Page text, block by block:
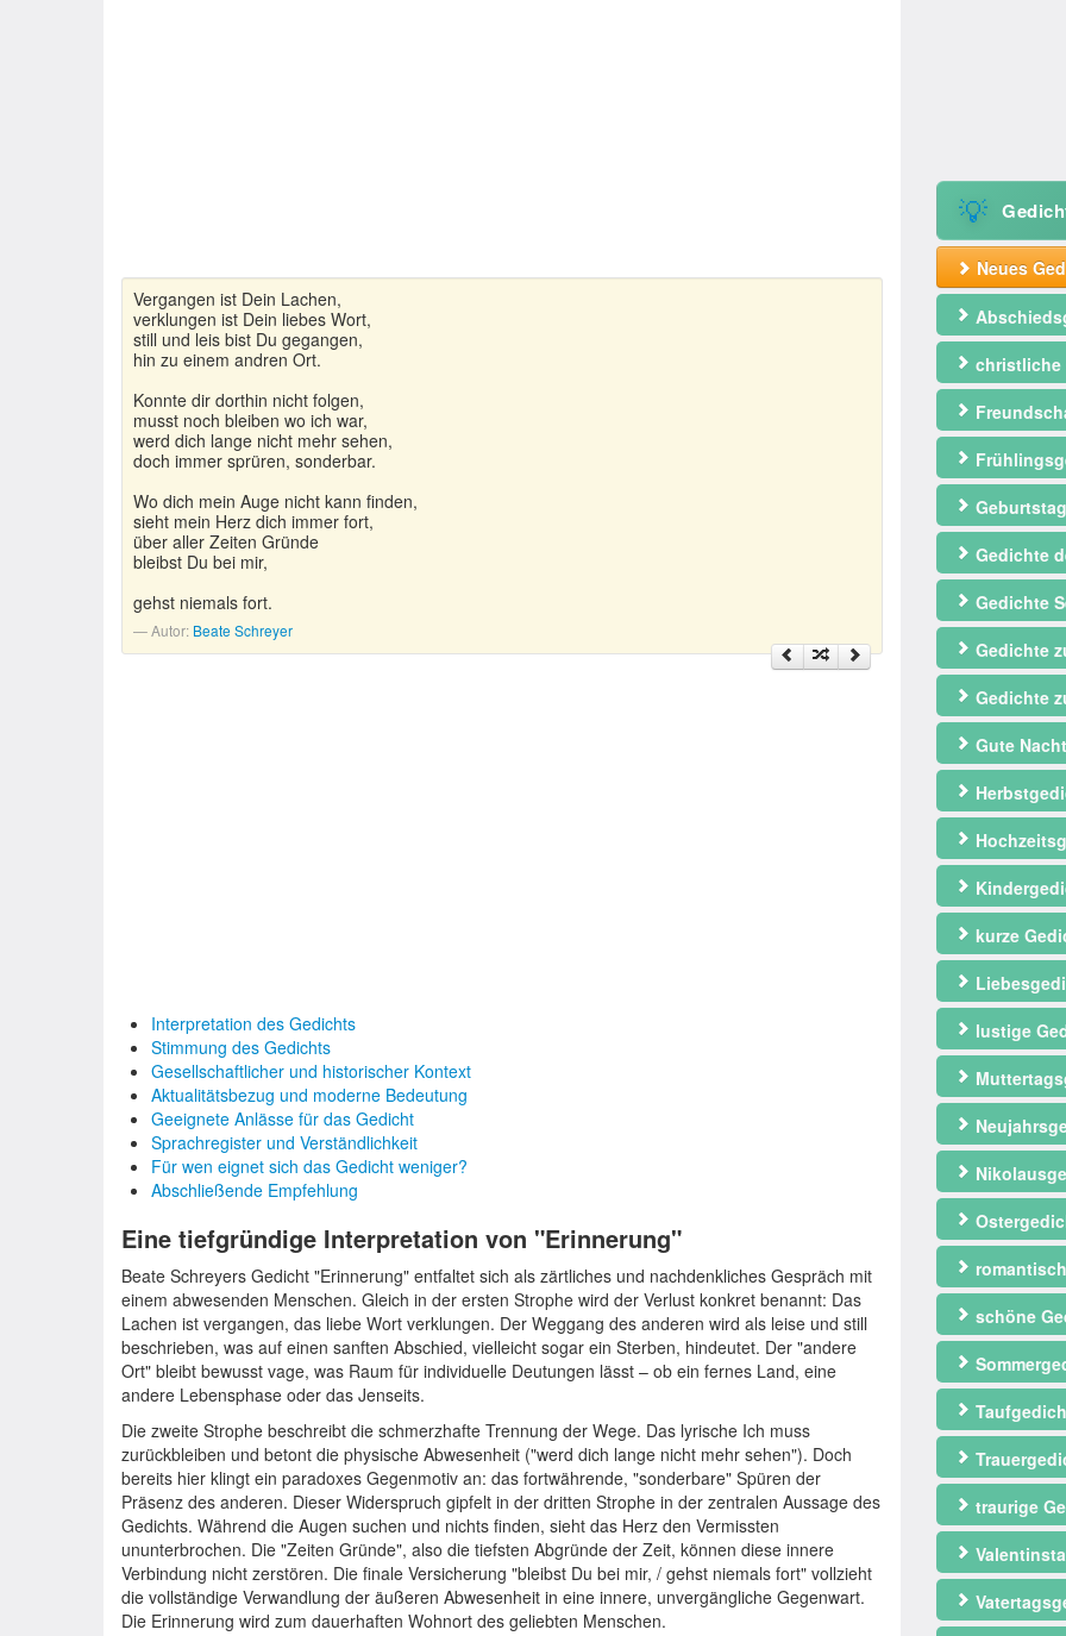
Vergangen ist Dein Lachen,
verklungen ist Dein liebes Wort,
still und leis bist Du gegangen,
hin zu einem andren Ort.
Konnte dir dorthin nicht folgen,
musst noch bleiben wo ich war,
werd dich lange nicht mehr sehen,
doch immer sprüren, sonderbar.
Wo dich mein Auge nicht kann finden,
sieht mein Herz dich immer fort,
über aller Zeiten Gründe
bleibst Du bei mir,
gehst niemals fort.
Autor: Beate Schreyer
Interpretation des Gedichts
Stimmung des Gedichts
Gesellschaftlicher und historischer Kontext
Aktualitätsbezug und moderne Bedeutung
Geeignete Anlässe für das Gedicht
Sprachregister und Verständlichkeit
Für wen eignet sich das Gedicht weniger?
Abschließende Empfehlung
Eine tiefgründige Interpretation von "Erinnerung"
Beate Schreyers Gedicht "Erinnerung" entfaltet sich als zärtliches und nachdenkliches Gespräch mit
einem abwesenden Menschen. Gleich in der ersten Strophe wird der Verlust konkret benannt: Das
Lachen ist vergangen, das liebe Wort verklungen. Der Weggang des anderen wird als leise und still
beschrieben, was auf einen sanften Abschied, vielleicht sogar ein Sterben, hindeutet. Der "andere
Ort" bleibt bewusst vage, was Raum für individuelle Deutungen lässt – ob ein fernes Land, eine
andere Lebensphase oder das Jenseits.
Die zweite Strophe beschreibt die schmerzhafte Trennung der Wege. Das lyrische Ich muss
zurückbleiben und betont die physische Abwesenheit ("werd dich lange nicht mehr sehen"). Doch
bereits hier klingt ein paradoxes Gegenmotiv an: das fortwährende, "sonderbare" Spüren der
Präsenz des anderen. Dieser Widerspruch gipfelt in der dritten Strophe in der zentralen Aussage des
Gedichts. Während die Augen suchen und nichts finden, sieht das Herz den Vermissten
ununterbrochen. Die "Zeiten Gründe", also die tiefsten Abgründe der Zeit, können diese innere
Verbindung nicht zerstören. Die finale Versicherung "bleibst Du bei mir, / gehst niemals fort" vollzieht
die vollständige Verwandlung der äußeren Abwesenheit in eine innere, unvergängliche Gegenwart.
Die Erinnerung wird zum dauerhaften Wohnort des geliebten Menschen.
💡
Neues
christliche
Gedichte
Gedichte
Gedichte
Gedichte
Gute
kurze
lustige
schöne
traurige